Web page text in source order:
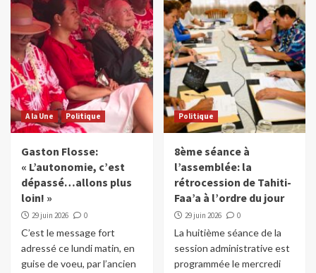
A la Une Politique
Gaston Flosse:
« L’autonomie, c’est
dépassé…allons plus
loin! »
29 juin 2026 0
C’est le message fort
adressé ce lundi matin, en
guise de voeu, par l’ancien
Politique
8ème séance à
l’assemblée: la
rétrocession de Tahiti-
Faa’a à l’ordre du jour
29 juin 2026 0
La huitième séance de la
session administrative est
programmée le mercredi